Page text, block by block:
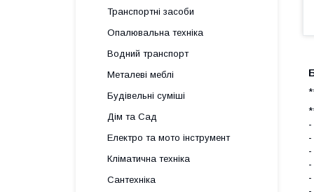
-
-
-
-
-
Транспортні засоби
Опалювальна техніка
Водний транспорт
Металеві меблі
Будівельні суміші
Дім та Сад
Електро та мото інструмент
Кліматична техніка
Сантехніка